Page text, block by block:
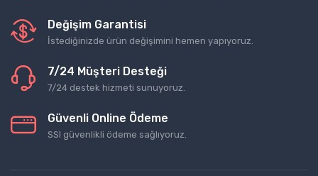
Değişim Garantisi
İstediğinizde ürün değişimini hemen yapıyoruz.
7/24 Müşteri Desteği
7/24 destek hizmeti sunuyoruz.
Güvenli Online Ödeme
SSl güvenlikli ödeme sağlıyoruz.